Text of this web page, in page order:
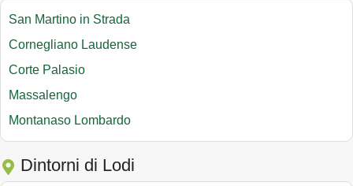
San Martino in Strada
Cornegliano Laudense
Corte Palasio
Massalengo
Montanaso Lombardo
Dintorni di Lodi